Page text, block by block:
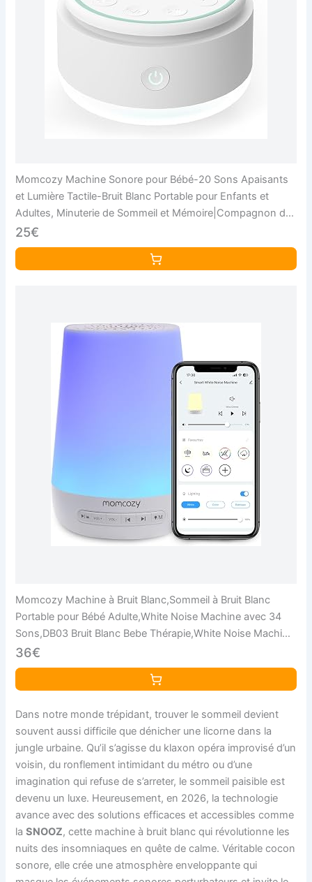
Momcozy Machine Sonore pour Bébé-20 Sons Apaisants
et Lumière Tactile-Bruit Blanc Portable pour Enfants et
Adultes, Minuterie de Sommeil et Mémoire|Compagnon de
Voyage Idéal pour Sortie
25€
Momcozy Machine à Bruit Blanc,Sommeil à Bruit Blanc
Portable pour Bébé Adulte,White Noise Machine avec 34
Sons,DB03 Bruit Blanc Bebe Thérapie,White Noise Machine
Veilleuse 7 Couleurs,Contrôle APP
36€
Dans notre monde trépidant, trouver le sommeil devient
souvent aussi difficile que dénicher une licorne dans la
jungle urbaine. Qu’il s’agisse du klaxon opéra improvisé d’un
voisin, du ronflement intimidant du métro ou d’une
imagination qui refuse de s’arreter, le sommeil paisible est
devenu un luxe. Heureusement, en 2026, la technologie
avance avec des solutions efficaces et accessibles comme
laSNOOZ, cette machine à bruit blanc qui révolutionne les
nuits des insomniaques en quête de calme. Véritable cocon
sonore, elle crée une atmosphère enveloppante qui